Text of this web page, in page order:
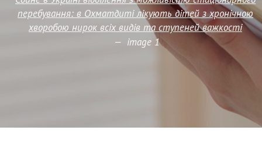
перебування: в Охматдиті лікують дітей з хронічною
хворобою нирок всіх видів та ступеней важкості
— image 1